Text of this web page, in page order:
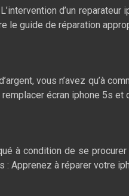
d’un
le guide de réparation
vous n’avez qu’à
écran iphone 5s et
à condition de se
Apprenez à réparer votre